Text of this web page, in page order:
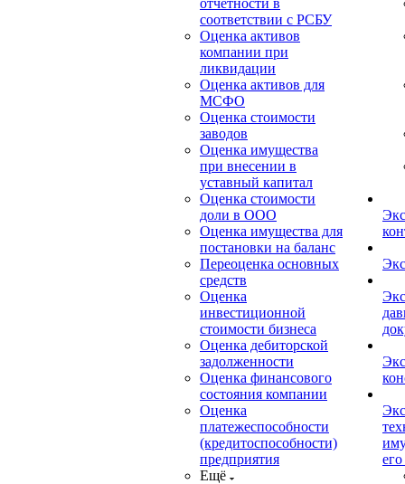
отчетности в
соответствии с РСБУ
Оценка активов
компании при
ликвидации
Оценка активов для
МСФО
Оценка стоимости
заводов
Оценка имущества
при внесении в
уставный капитал
Оценка стоимости
доли в ООО
Оценка имущества для
постановки на баланс
Переоценка основных
средств
Оценка
инвестиционной
стоимости бизнеса
Оценка дебиторской
задолженности
Оценка финансового
состояния компании
Оценка
платежеспособности
(кредитоспособности)
предприятия
Ещё